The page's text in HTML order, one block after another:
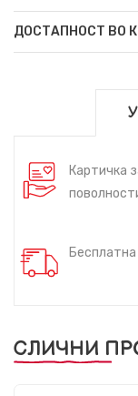
ДОСТАПНОСТ ВО
Картичка
СЛИЧНИ